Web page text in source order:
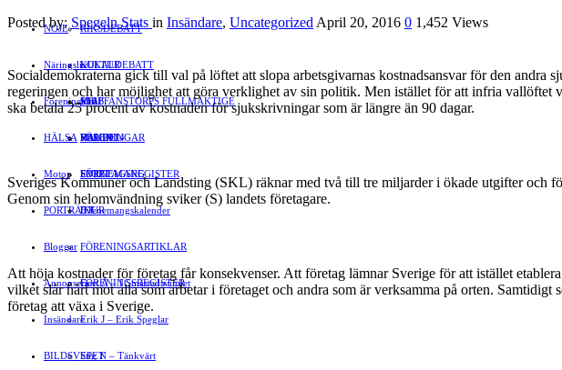
RIKSDEBATT
LOKALDEBATT
STAFFANSTORPS FULLMÄKTIGE
VAL 2014
NÖJE
KULTUR
Mat
RESOR
EVENEMANG
Evenemangskalender
Näringsliv
JOBB
HANDEL
FÖRETAGSREGISTER
Föreningsliv
FÖRENINGAR
SPORT
DJUR
FÖRENINGSARTIKLAR
FÖRENINGSREGISTER
HÄLSA
Motor
PORTRÄTT
Bloggar
Gert Å – I Småstadsvimlet
Erik J – Erik Speglar
Stig N – Tänkvärt
Annonsera
Insändare
BILDSVEPET
Posted by: Spegeln Stats in Insändare, Uncategorized April 20, 2016 0 1,452 Views
Socialdemokraterna gick till val på löftet att slopa arbetsgivarnas kostnadsansvar för den
regeringen och har möjlighet att göra verklighet av sin politik. Men istället för att infria vallöftet
ska betala 25 procent av kostnaden för sjukskrivningar som är längre än 90 dagar.
Sveriges Kommuner och Landsting (SKL) räknar med två till tre miljarder i ökade utgifter och
Genom sin helomvändning sviker (S) landets företagare.
Att höja kostnader för företag får konsekvenser. Att företag lämnar Sverige för att istället
vilket slår hårt mot alla som arbetar i företaget och andra som är verksamma på orten.
företag att växa i Sverige.